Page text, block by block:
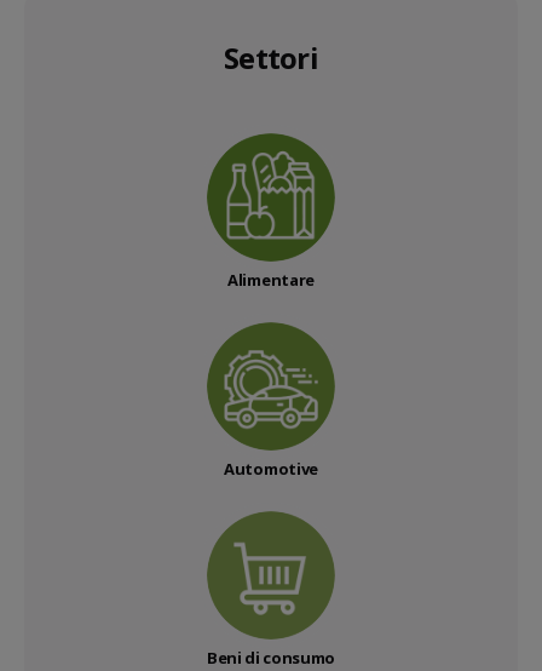
Settori
Alimentare
Automotive
Beni di consumo